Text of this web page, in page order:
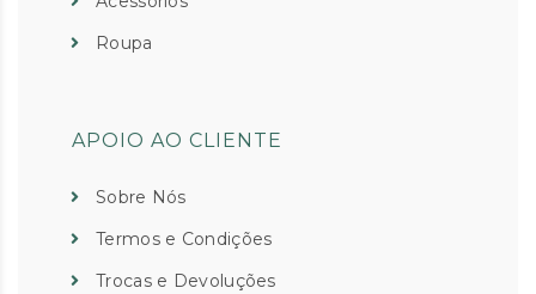
Roupa
APOIO AO CLIENTE
Sobre Nós
Termos e Condições
Trocas e Devoluções